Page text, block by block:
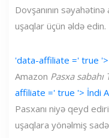
Dovşanının səyahətinə
uşaqlar üçün əldə edin.
'data-affiliate =' true '>
Amazon Pasxa sabahı
affiliate =' true '> İndi
Pasxanı niyə qeyd
uşaqlara yönəlmiş